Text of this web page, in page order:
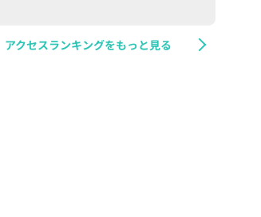
アクセスランキングをもっと見る